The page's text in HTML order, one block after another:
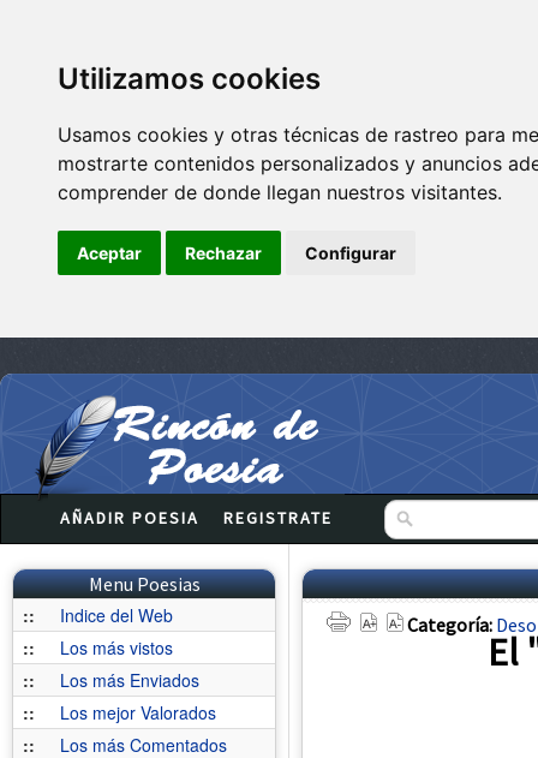
Utilizamos cookies
Usamos cookies y otras técnicas de rastreo para
mostrarte contenidos personalizados y anuncios
comprender de donde llegan nuestros visitantes.
Aceptar Rechazar Configurar
AÑADIR POESIA REGISTRATE
Menu Poesias
::
Indice del Web
::
Los más vistos
::
Los más Enviados
::
Los mejor Valorados
::
Los más Comentados
Categoría:
El